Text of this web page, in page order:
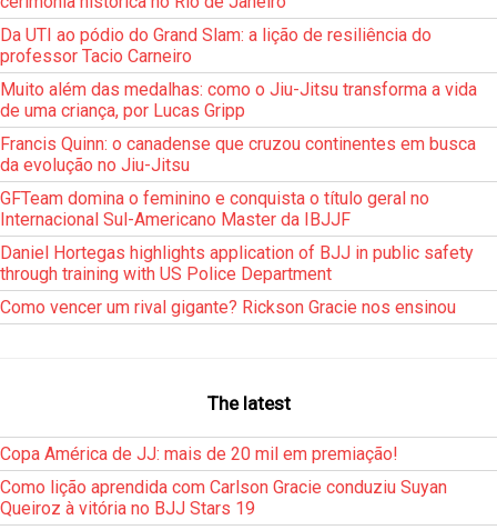
Da UTI ao pódio do Grand Slam: a lição de resiliência do
professor Tacio Carneiro
Muito além das medalhas: como o Jiu-Jitsu transforma a vida
de uma criança, por Lucas Gripp
Francis Quinn: o canadense que cruzou continentes em busca
da evolução no Jiu-Jitsu
GFTeam domina o feminino e conquista o título geral no
Internacional Sul-Americano Master da IBJJF
Daniel Hortegas highlights application of BJJ in public safety
through training with US Police Department
Como vencer um rival gigante? Rickson Gracie nos ensinou
The latest
Copa América de JJ: mais de 20 mil em premiação!
Como lição aprendida com Carlson Gracie conduziu Suyan
Queiroz à vitória no BJJ Stars 19